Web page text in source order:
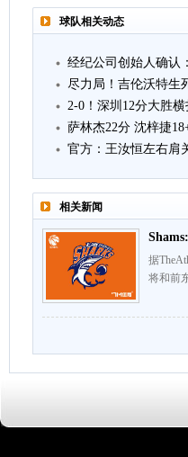
球队相关动态
经纪公司创始人确认
尽力局！吉伦沃特生
2-0！深圳12分大胜
萨林杰22分 沈梓捷
官方：王汝恒左右肩
相关新闻
据
将和前